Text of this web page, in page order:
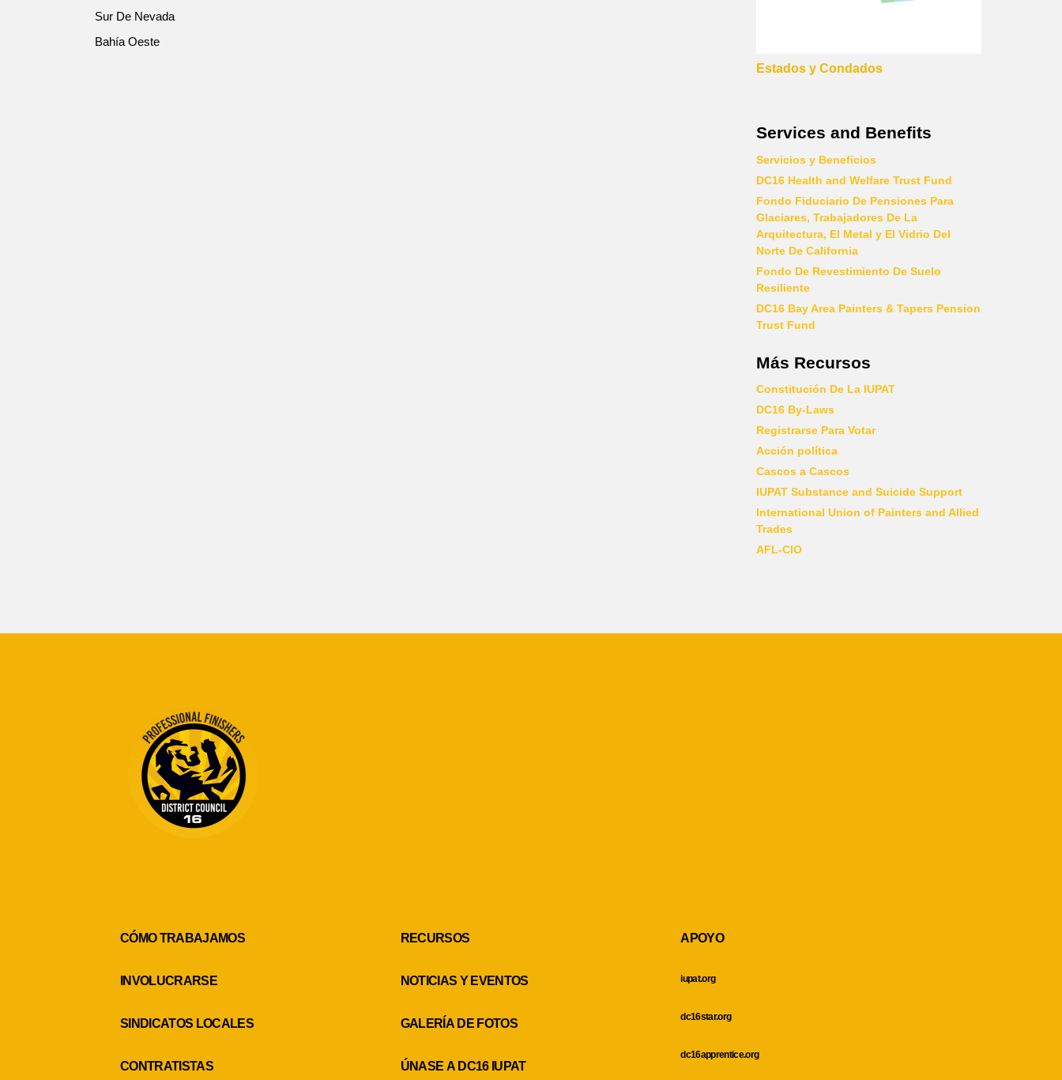
Sur De Nevada
Bahía Oeste
Estados y Condados
Services and Benefits
Servicios y Beneficios
DC16 Health and Welfare Trust Fund
Fondo Fiduciario De Pensiones Para
Glaciares, Trabajadores De La
Arquitectura, El Metal y El Vidrio Del
Norte De California
Fondo De Revestimiento De Suelo
Resiliente
DC16 Bay Area Painters & Tapers Pension
Trust Fund
Más Recursos
Constitución De La IUPAT
DC16 By-Laws
Registrarse Para Votar
Acción política
Cascos a Cascos
IUPAT Substance and Suicide Support
International Union of Painters and Allied
Trades
AFL-CIO
CÓMO TRABAJAMOS
INVOLUCRARSE
SINDICATOS LOCALES
CONTRATISTAS
RECURSOS
NOTICIAS Y EVENTOS
GALERÍA DE FOTOS
ÚNASE A DC16 IUPAT
APOYO
iupat.org
dc16star.org
dc16apprentice.org